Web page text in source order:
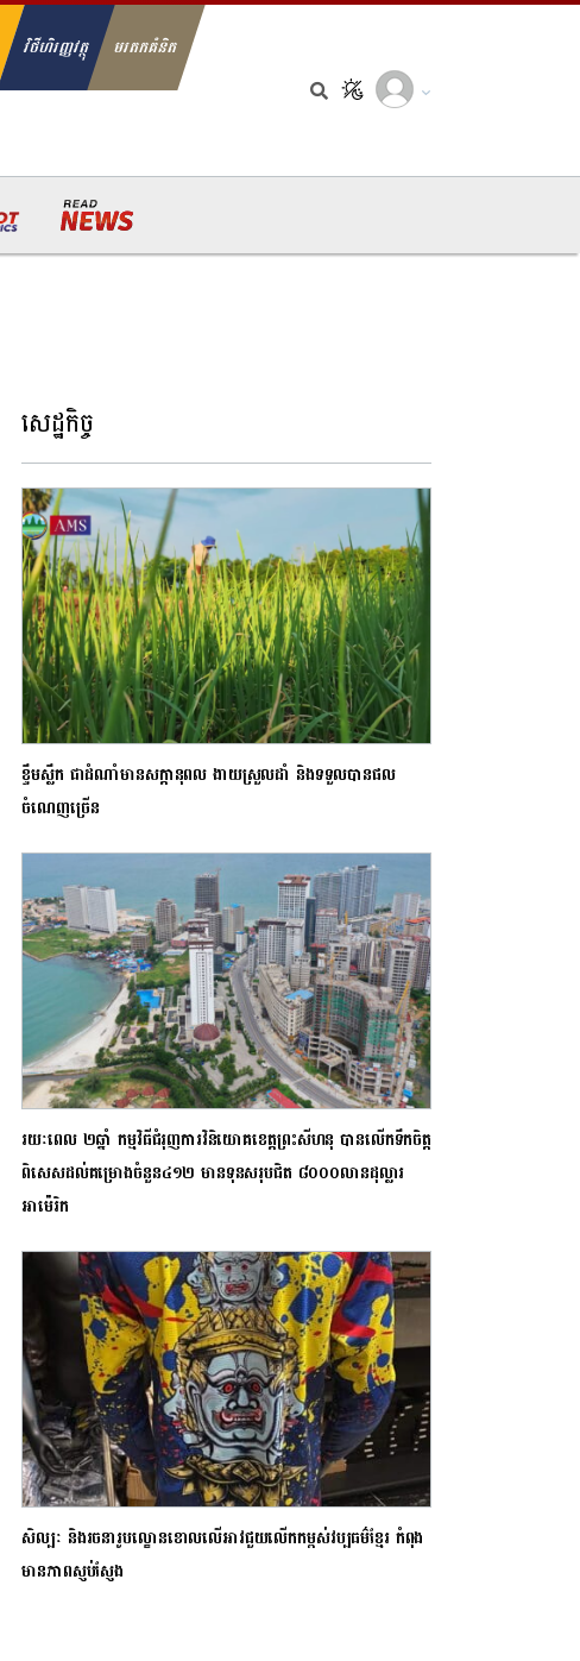
វិថីហិរញ្ញវត្ថុ មរតកគំនិត
សេដ្ឋកិច្ច
ខ្ទឹមស្លឹក ជាដំណាំមានសក្ដានុពល ងាយស្រួលដាំ និងទទួលបានផល
ចំណេញច្រើន
រយៈពេល​ ២ឆ្នាំ កម្មវិធីជំរុញការ​វិនិយោគខេត្តព្រះសីហនុ បានលើកទឹកចិត្ត
ពិសេសដល់គម្រោង​ចំនួន៤១២ មានទុនសរុបជិត ៨០០០លានដុល្លារ
អាម៉េរិក
សិល្បៈ និងរចនារូបល្ខោនខោលលើអាវជួយលើកកម្ពស់វប្បធម៌ខ្មែរ កំពុង
មានភាពស្ញប់ស្ញែង